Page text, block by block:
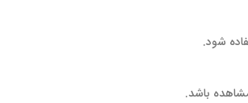
شود.